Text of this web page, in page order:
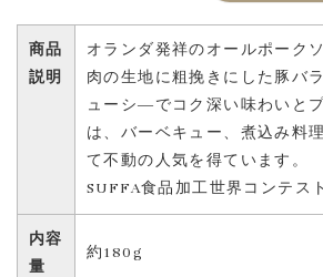
商品
説明
オランダ発祥のオールポーク
肉の生地に粗挽きにした豚バ
ューシ―でコク深い味わいと
は、バーベキュー、煮込み料
て不動の人気を得ています。
SUFFA食品加工世界コンテス
内容
量
約180g